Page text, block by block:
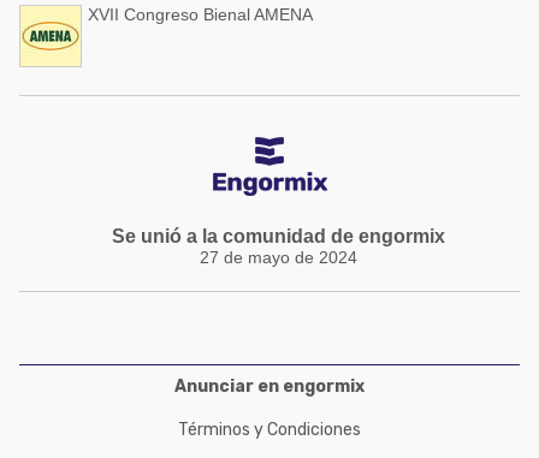
XVII Congreso Bienal AMENA
Se unió a la comunidad de engormix
27 de mayo de 2024
Anunciar en engormix
Términos y Condiciones